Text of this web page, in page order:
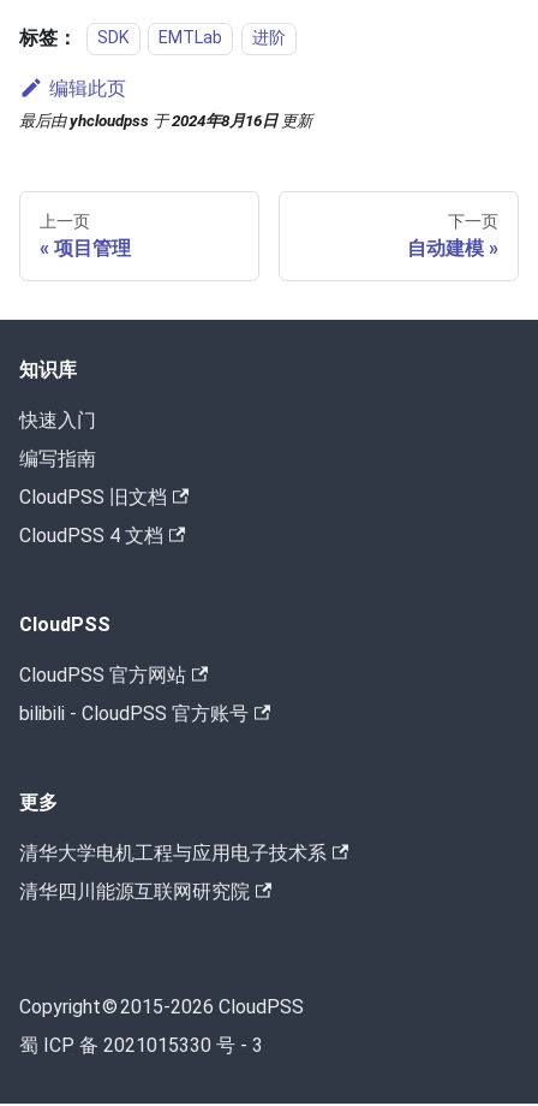
标签： SDK EMTLab 进阶
编辑此页
最后由yhcloudpss 于2024年8月16日 更新
上一页
项目管理
下一页
自动建模
知识库
快速入门
编写指南
CloudPSS 旧文档
CloudPSS 4 文档
CloudPSS
CloudPSS 官方网站
bilibili - CloudPSS 官方账号
更多
清华大学电机工程与应用电子技术系
清华四川能源互联网研究院
Copyright © 2015-2026 CloudPSS